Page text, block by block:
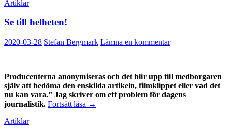
Artiklar
Se till helheten!
2020-03-28 Stefan Bergmark Lämna en kommentar
Producenterna anonymiseras och det blir upp till medborgaren
själv att bedöma den enskilda artikeln, filmklippet eller vad det
nu kan vara.” Jag skriver om ett problem för dagens
journalistik. Fortsätt läsa Se
→
Artiklar